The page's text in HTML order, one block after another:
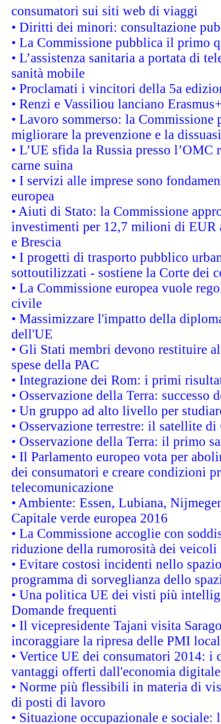
consumatori sui siti web di viaggi
• Diritti dei minori: consultazione
• La Commissione pubblica il primo
• L’assistenza sanitaria a portata di
sanità mobile
• Proclamati i vincitori della 5a
• Renzi e Vassiliou lanciano
• Lavoro sommerso: la
migliorare la prevenzione e la
• L’UE sfida la Russia presso
carne suina
• I servizi alle imprese sono
europea
• Aiuti di Stato: la Commissione
investimenti per 12,7 milioni di EUR
e Brescia
• I progetti di trasporto pubblico
sottoutilizzati - sostiene la Corte dei
• La Commissione europea vuole
civile
• Massimizzare l'impatto della
dell'UE
• Gli Stati membri devono restituire
spese della PAC
• Integrazione dei Rom: i primi
• Osservazione della Terra:
• Un gruppo ad alto livello per
• Osservazione terrestre: il satellite
• Osservazione della Terra: il primo
• Il Parlamento europeo vota per
dei consumatori e creare condizioni
telecomunicazione
• Ambiente: Essen, Lubiana,
Capitale verde europea 2016
• La Commissione accoglie con
riduzione della rumorosità dei veicoli
• Evitare costosi incidenti nello
programma di sorveglianza dello
• Una politica UE dei visti più
Domande frequenti
• Il vicepresidente Tajani visita
incoraggiare la ripresa delle PMI
• Vertice UE dei consumatori 2014:
vantaggi offerti dall'economia digitale
• Norme più flessibili in materia di
di posti di lavoro
• Situazione occupazionale e